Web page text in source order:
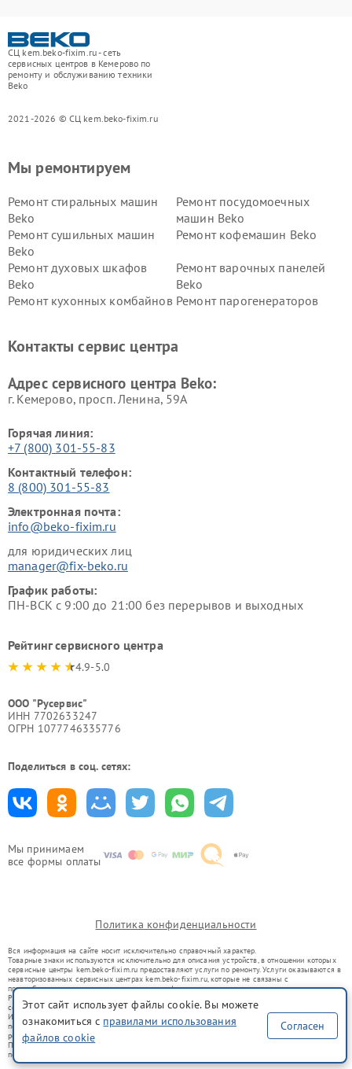
СЦ kem.beko-fixim.ru - сеть
сервисных центров в Кемерово по
ремонту и обслуживанию техники
Beko
2021-2026 © СЦ kem.beko-fixim.ru
Мы принимаем
все формы оплаты
Мы ремонтируем
Ремонт стиральных машин
Beko
Ремонт посудомоечных
машин Beko
Ремонт сушильных машин
Beko
Ремонт кофемашин Beko
Ремонт духовых шкафов
Beko
Ремонт варочных панелей
Beko
Ремонт кухонных комбайнов Ремонт парогенераторов
Ремонт холодильников Beko Ремонт морозильных камер
Контакты сервис центра
Адрес сервисного центра Beko:
г. Кемерово, просп. Ленина, 59А
Горячая линия:
+7 (800) 301-55-83
Контактный телефон:
8 (800) 301-55-83
Электронная почта:
info@beko-fixim.ru
для юридических лиц
manager@fix-beko.ru
График работы:
ПН-ВСК с 9:00 до 21:00 без перерывов и выходных
Рейтинг сервисного центра
4.9-5.0
ООО "Русервис"
ИНН 7702633247
ОГРН 1077746335776
Поделиться в соц. сетях:
Политика конфиденциальности
Вся информация на сайте носит исключительно справочный характер.
Товарные знаки используются исключительно для описания устройств, в отношении которых
сервисные центры kem.beko-fixim.ru предоставляют услуги по ремонту. Услуги оказываются в
неавторизованных сервисных центрах kem.beko-fixim.ru, которые не связаны с
правообладателями товарных знаков или их официальными представителями.
Ремонт осуществляется для устройств, уже введенных в гражданский оборот в соответствии
со статьей 1487 ГК РФ.
Использование товарных знаков не преследует цели индивидуализации услуг или введения
потребителей в заблуждение, а служит для информирования о предоставляемых услугах по
ремонту техники указанных брендов.
Представленная на сайте информация не является публичной офертой, определяемой
положениями Статьи 437(2) Гражданского кодекса РФ
Этот сайт использует файлы cookie. Вы можете
ознакомиться с правилами использования
файлов cookie
Согласен